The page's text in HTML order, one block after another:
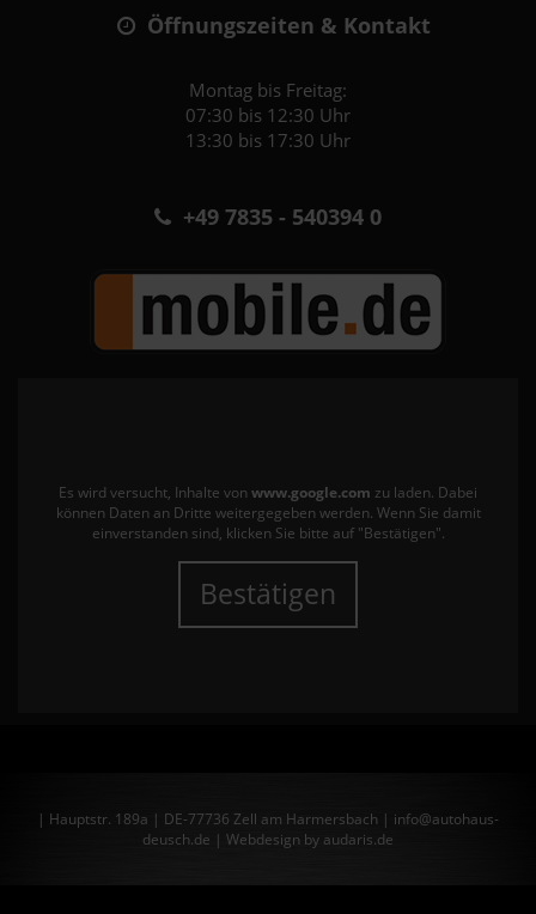
Öffnungszeiten & Kontakt
Montag bis Freitag:
07:30 bis 12:30 Uhr
13:30 bis 17:30 Uhr
+49 7835 - 540394 0
Es wird versucht, Inhalte von www.google.com zu laden. Dabei
können Daten an Dritte weitergegeben werden. Wenn Sie damit
einverstanden sind, klicken Sie bitte auf "Bestätigen".
Bestätigen
| Hauptstr. 189a | DE-77736 Zell am Harmersbach | info@autohaus-
deusch.de | Webdesign by audaris.de